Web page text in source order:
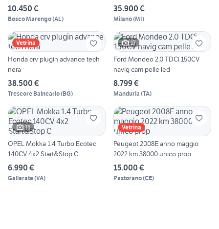
10.450 €
Bosco Marengo(AL)
35.900 €
Milano(MI)
Vetrina
Honda crv plugin advance tech
nera
38.500 €
Trescore Balneario(BG)
17
Ford Mondeo 2.0 TDCi 150CV
navig cam pelle led
8.799 €
Manduria (TA)
15
OPEL Mokka 1.4 Turbo Ecotec
140CV 4x2 Start&Stop C
6.990 €
Gallarate(VA)
Vetrina
Peugeot 2008E anno maggio
2022 km 38000 unico prop
15.000 €
Pastorano(CE)